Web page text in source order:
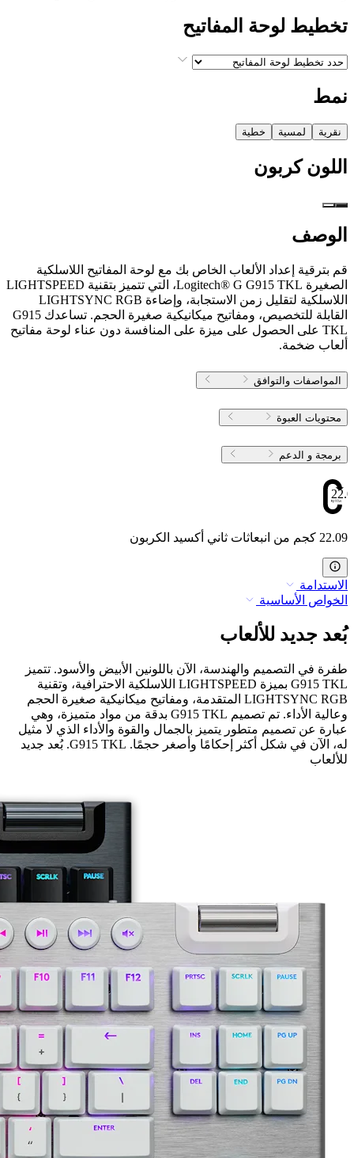
تخطيط لوحة المفاتيح
نمط
نقرية لمسية خطية
اللون كربون
الوصف
قم بترقية إعداد الألعاب الخاص بك مع لوحة المفاتيح اللاسلكية
الصغيرة Logitech® G G915 TKL، التي تتميز بتقنية LIGHTSPEED
اللاسلكية لتقليل زمن الاستجابة، وإضاءة LIGHTSYNC RGB
القابلة للتخصيص، ومفاتيح ميكانيكية صغيرة الحجم. تساعدك G915
TKL على الحصول على ميزة على المنافسة دون عناء لوحة مفاتيح
ألعاب ضخمة.
المواصفات والتوافق
محتويات العبوة
برمجة و الدعم
22.09 كجم من انبعاثات ثاني أكسيد الكربون
الاستدامة
الخواص الأساسية
بُعد جديد للألعاب
طفرة في التصميم والهندسة، الآن باللونين الأبيض والأسود. تتميز
G915 TKL بميزة LIGHTSPEED اللاسلكية الاحترافية، وتقنية
LIGHTSYNC RGB المتقدمة، ومفاتيح ميكانيكية صغيرة الحجم
وعالية الأداء. تم تصميم G915 TKL بدقة من مواد متميزة، وهي
عبارة عن تصميم متطور يتميز بالجمال والقوة والأداء الذي لا مثيل
له، الآن في شكل أكثر إحكامًا وأصغر حجمًا. G915 TKL. بُعد جديد
للألعاب